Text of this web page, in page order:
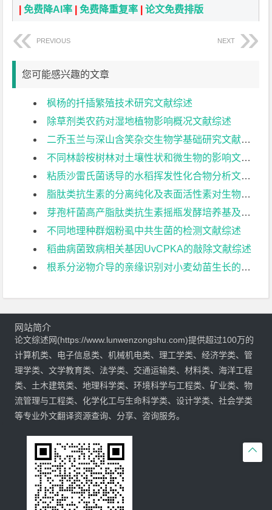
|免费降AI率 |免费降重复率 |论文免费排版
PREVIOUS NEXT
您可能感兴趣的文章
枫杨的扦插繁殖技术研究文献综述
除草剂类农药对湿地植物影响概况文献综述
二乔玉兰与深山含笑杂交生物学基础研究文献综述
不同林龄桉树林对土壤性状和微生物的影响文献综述
粘质沙雷氏菌诱导的水稻挥发性化合物分析文献综述
脂肽类抗生素的分离纯化及表面活性素对生物膜形成的影响文献综述
芽孢杆菌高产脂肽类抗生素摇瓶发酵培养基及条件优化文献综述
不同地理种群烟粉虱中共生菌的检测文献综述
稻曲病菌致病相关基因UvCPKA的敲除文献综述
根系分泌物介导的亲缘识别对小麦幼苗生长的影响文献综述

网站简介
论文综述网(https://www.lunwenzongshu.com)提供超过100万的
计算机类、电子信息类、机械机电类、理工学类、经济学类、管
理学类、文学教育类、法学类、交通运输类、材料类、海洋工程
类、土木建筑类、地理科学类、环境科学与工程类、矿业类、物
流管理与工程类、化学化工与生命科学类、设计学类、社会学类
等专业外文翻译资源查询、分享、咨询服务。